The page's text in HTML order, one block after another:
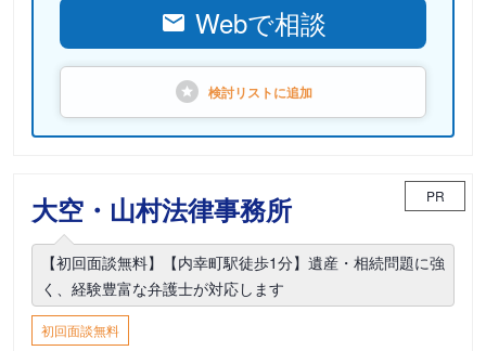
Webで相談
検討リストに追加
大空・山村法律事務所 PR
【初回面談無料】【内幸町駅徒歩1分】遺産・相続問題に強
く、経験豊富な弁護士が対応します
初回面談無料